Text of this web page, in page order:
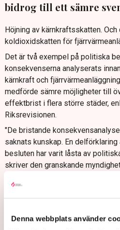
Denna webbplats använder
bidrog till ett sämre
Höjning av kärnkraftsskatten.
koldioxidskatten för
Det är två exempel på politiska
konsekvenserna analyserats
kärnkraft och
medförde sämre möjligheter till
effektbrist i flera större städer,
Riksrevisionen.
"De bristande
saknats kunskap. En
besluten har varit låsta av
skriver den granskande
"Konsekvensanalyser har ibland
andra fall har de inte använts för
till att de politiska besluten ofta